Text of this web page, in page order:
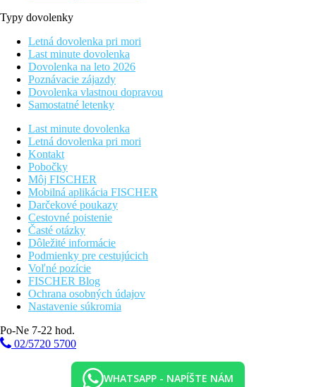
Typy dovolenky
Letná dovolenka pri mori
Last minute dovolenka
Dovolenka na leto 2026
Poznávacie zájazdy
Dovolenka vlastnou dopravou
Samostatné letenky
Last minute dovolenka
Letná dovolenka pri mori
Kontakt
Pobočky
Môj FISCHER
Mobilná aplikácia FISCHER
Darčekové poukazy
Cestovné poistenie
Časté otázky
Dôležité informácie
Podmienky pre cestujúcich
Voľné pozície
FISCHER Blog
Ochrana osobných údajov
Nastavenie súkromia
Po-Ne 7-22 hod.
02/5720 5700
WHATSAPP - NAPÍŠTE NÁM